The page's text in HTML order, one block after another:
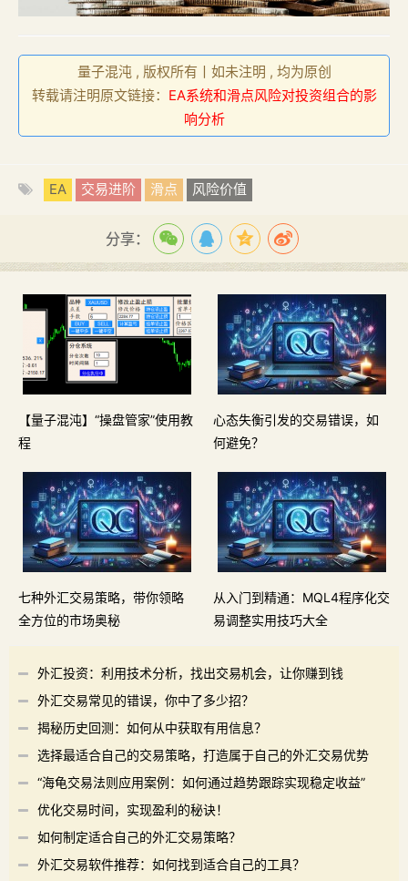
量子混沌 , 版权所有丨如未注明 , 均为原创
转载请注明原文链接： EA系统和滑点风险对投资组合的影
响分析
EA 交易进阶 滑点 风险价值
分享：
【量子混沌】“操盘管家”使用教
程
心态失衡引发的交易错误，如
何避免？
七种外汇交易策略，带你领略
全方位的市场奥秘
从入门到精通：MQL4程序化交
易调整实用技巧大全
外汇投资：利用技术分析，找出交易机会，让你赚到钱
外汇交易常见的错误，你中了多少招？
揭秘历史回测：如何从中获取有用信息？
选择最适合自己的交易策略，打造属于自己的外汇交易优势
“海龟交易法则应用案例：如何通过趋势跟踪实现稳定收益”
优化交易时间，实现盈利的秘诀！
如何制定适合自己的外汇交易策略？
外汇交易软件推荐：如何找到适合自己的工具？